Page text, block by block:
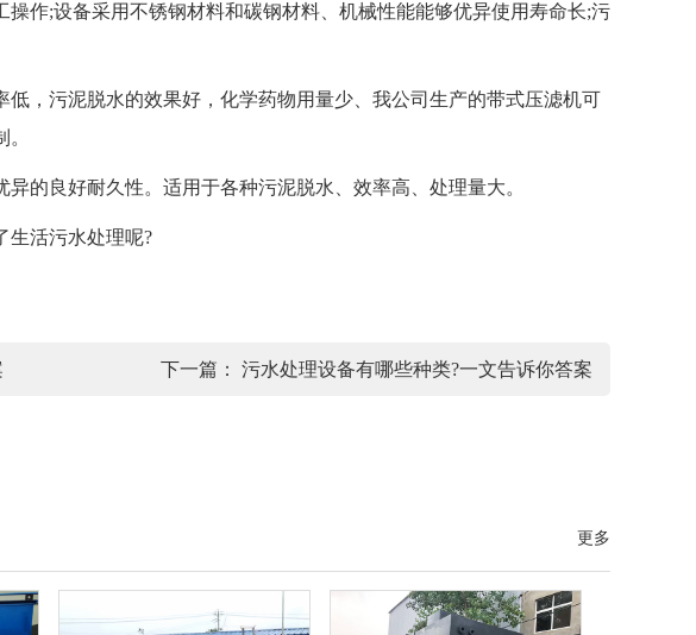
;设备采用不锈钢材料和碳钢材料、机械性能能够优异使用寿命长;污
污泥脱水的效果好，化学药物用量少、我公司生产的带式压滤机可
良好耐久性。适用于各种污泥脱水、效率高、处理量大。
活污水处理呢?
下一篇： 污水处理设备有哪些种类?一文告诉你答案
更多